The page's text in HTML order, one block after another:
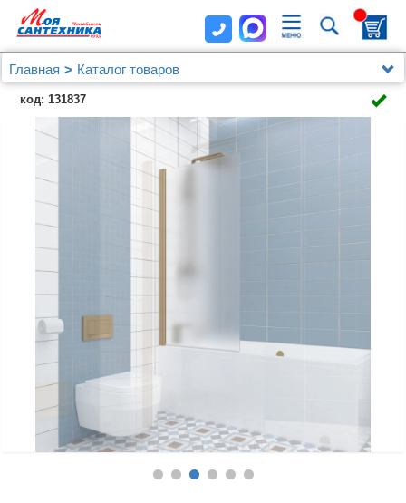
Главная
Каталог товаров
Душевые уголки, ограждения, поддоны
Kubele
Шторка на ванну Kubele DE020 DE020P601-MAT-BR-
80х150 150х80, профиль бронза светлая, стекло
матовое
код: 131837